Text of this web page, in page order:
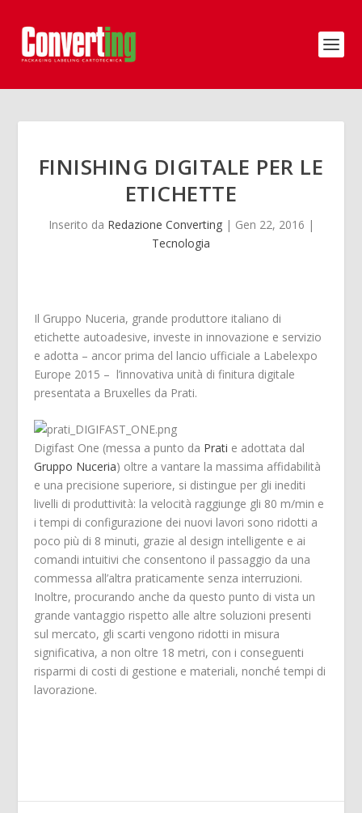
FINISHING DIGITALE PER LE
ETICHETTE
Inserito da Redazione Converting| Gen 22, 2016 |
Tecnologia
Il Gruppo Nuceria, grande produttore italiano di
etichette autoadesive, investe in innovazione e servizio
e adotta – ancor prima del lancio ufficiale a Labelexpo
Europe 2015 – l’innovativa unità di finitura digitale
presentata a Bruxelles da Prati.
Digifast One (messa a punto da Prati e adottata dal
Gruppo Nuceria) oltre a vantare la massima affidabilità
e una precisione superiore, si distingue per gli inediti
livelli di produttività: la velocità raggiunge gli 80 m/min e
i tempi di configurazione dei nuovi lavori sono ridotti a
poco più di 8 minuti, grazie al design intelligente e ai
comandi intuitivi che consentono il passaggio da una
commessa all’altra praticamente senza interruzioni.
Inoltre, procurando anche da questo punto di vista un
grande vantaggio rispetto alle altre soluzioni presenti
sul mercato, gli scarti vengono ridotti in misura
significativa, a non oltre 18 metri, con i conseguenti
risparmi di costi di gestione e materiali, nonché tempi di
lavorazione.